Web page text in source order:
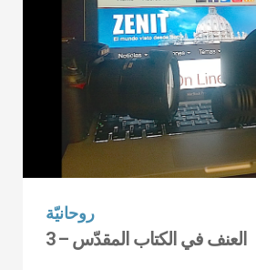
روحانيّة
العنف في الكتاب المقدّس – 3